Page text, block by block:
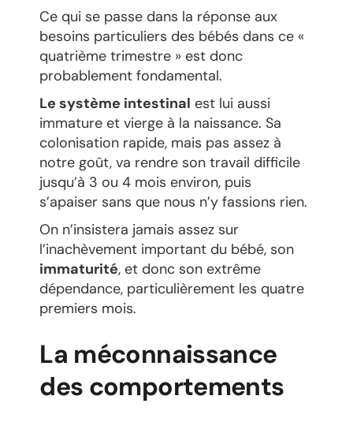
Ce qui se passe dans la réponse aux
besoins particuliers des bébés dans ce «
quatrième trimestre » est donc
probablement fondamental.
Le système intestinal est lui aussi
immature et vierge à la naissance. Sa
colonisation rapide, mais pas assez à
notre goût, va rendre son travail difficile
jusqu’à 3 ou 4 mois environ, puis
s’apaiser sans que nous n’y fassions rien.
On n’insistera jamais assez sur
l’inachèvement important du bébé, son
immaturité, et donc son extrême
dépendance, particulièrement les quatre
premiers mois.
La méconnaissance
des comportements